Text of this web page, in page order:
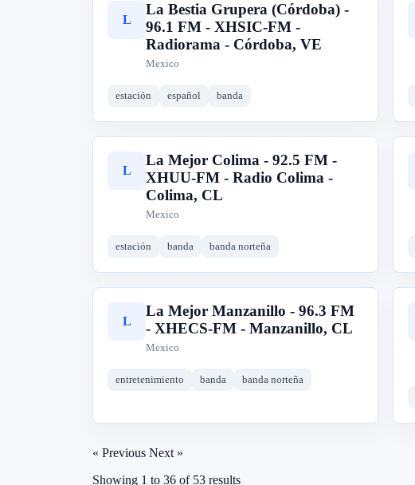
L
La Bestia Grupera (Córdoba) -
96.1 FM - XHSIC-FM -
Radiorama - Córdoba, VE
Mexico
estación español banda
L
La Mejor Colima - 92.5 FM -
XHUU-FM - Radio Colima -
Colima, CL
Mexico
estación banda banda norteña
L
La Mejor Manzanillo - 96.3 FM
- XHECS-FM - Manzanillo, CL
Mexico
entretenimiento banda banda norteña
« Previous Next »
Showing 1 to 36 of 53 results